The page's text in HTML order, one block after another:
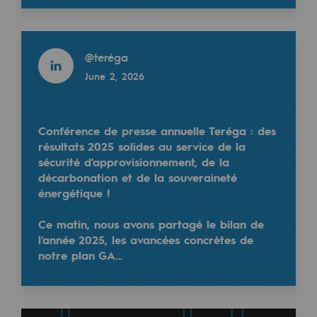
Commitments to the territories
Social
Investing in skills
Inclusion
Gender diversity and equality
Quality of life and work conditions
Safety
PARI 2035, the safety program
Vous souhaitez apprendre un métier d'avenir tout
…
@teréga
June 2, 2026
Conférence de presse annuelle Teréga : des
résultats 2025 solides au service de la
sécurité d'approvisionnement, de la
décarbonation et de la souveraineté
énergétique !
Ce matin, nous avons partagé le bilan de
l'année 2025, les avancées concrètes de
notre plan GA…